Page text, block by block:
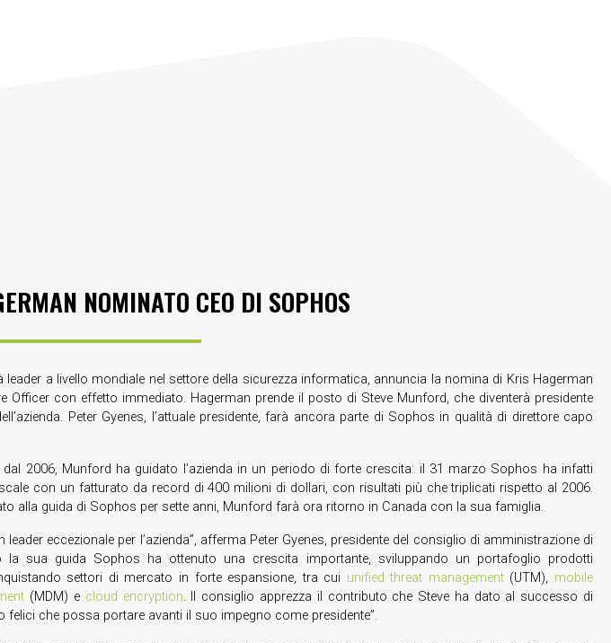
NOMINATO CEO DI SOPHOS
leader a livello mondiale nel settore della sicurezza informatica, annuncia la nomina di Kris Hagerman
Officer con effetto immediato. Hagerman prende il posto di Steve Munford, che diventerà presidente
Peter Gyenes, l’attuale presidente, farà ancora parte di Sophos in qualità di direttore capo
dal 2006, Munford ha guidato l’azienda in un periodo di forte crescita: il 31 marzo Sophos ha infatti
con un fatturato da record di 400 milioni di dollari, con risultati più che triplicati rispetto al 2006.
alla guida di Sophos per sette anni, Munford farà ora ritorno in Canada con la sua famiglia.
leader eccezionale per l’azienda”, afferma Peter Gyenes, presidente del consiglio di amministrazione di
la sua guida Sophos ha ottenuto una crescita importante, sviluppando un portafoglio prodotti
settori di mercato in forte espansione, tra cui unified threat management(UTM), mobile
(MDM) e cloud encryption. Il consiglio apprezza il contributo che Steve ha dato al successo di
felici che possa portare avanti il suo impegno come presidente”.